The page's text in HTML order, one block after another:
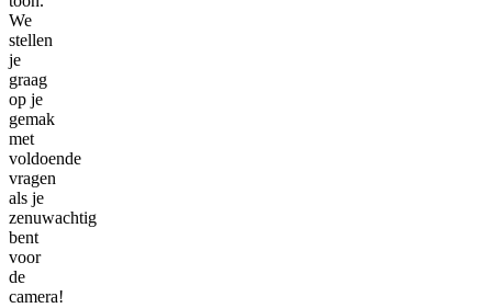
We
stellen
je
graag
op je
gemak
met
voldoende
vragen
als je
zenuwachtig
bent
voor
de
camera!